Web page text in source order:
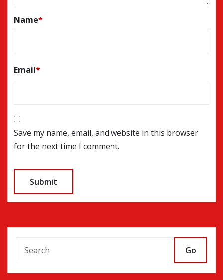
Name*
Email*
Save my name, email, and website in this browser
for the next time I comment.
Go